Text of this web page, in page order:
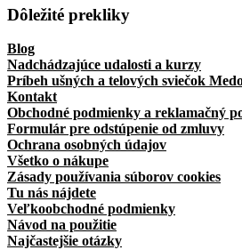
Dôležité prekliky
Blog
Nadchádzajúce udalosti a kurzy
Príbeh ušných a telových sviečok
Kontakt
Obchodné podmienky a reklamačný
Formulár pre odstúpenie od zmluvy
Ochrana osobných údajov
Všetko o nákupe
Zásady používania súborov cookies
Tu nás nájdete
Veľkoobchodné podmienky
Návod na použitie
Najčastejšie otázky